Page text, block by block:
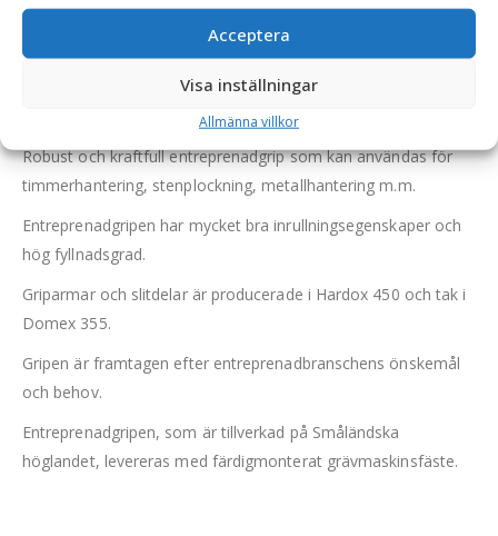
Acceptera
Visa inställningar
Allmänna villkor
BESKRIVNING
Entreprenadgrip – fäste S40, griparea 0,25 m2, max
lyftförmåga 3000 kg, vikt 238 kg
Robust och kraftfull entreprenadgrip som kan användas för
timmerhantering, stenplockning, metallhantering m.m.
Entreprenadgripen har mycket bra inrullningsegenskaper och
hög fyllnadsgrad.
Griparmar och slitdelar är producerade i Hardox 450 och tak i
Domex 355.
Gripen är framtagen efter entreprenadbranschens önskemål
och behov.
Entreprenadgripen, som är tillverkad på Småländska
höglandet, levereras med färdigmonterat grävmaskinsfäste.